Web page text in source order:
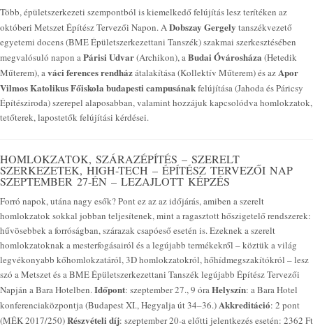
Több, épületszerkezeti szempontból is kiemelkedő felújítás lesz terítéken az
októberi Metszet Építész Tervezői Napon. ADobszay Gergely tanszékvezető
egyetemi docens (BME Épületszerkezettani Tanszék) szakmai szerkesztésében
megvalósuló napon aPárisi Udvar(Archikon), aBudai Óvárosháza (Hetedik
Műterem), aváci ferences rendházátalakítása (Kollektív Műterem) és azApor
Vilmos Katolikus Főiskola budapesti campusánakfelújítása (Jahoda és Páricsy
Építésziroda) szerepel alaposabban, valamint hozzájuk kapcsolódva homlokzatok,
tetőterek, lapostetők felújítási kérdései.
HOMLOKZATOK, SZÁRAZÉPÍTÉS – SZERELT
SZERKEZETEK, HIGH-TECH – ÉPÍTÉSZ TERVEZŐI NAP
SZEPTEMBER 27-ÉN – LEZAJLOTT KÉPZÉS
Forró napok, utána nagy esők? Pont ez az az időjárás, amiben a szerelt
homlokzatok sokkal jobban teljesítenek, mint a ragasztott hőszigetelő rendszerek:
hűvösebbek a forróságban, szárazak csapóeső esetén is. Ezeknek a szerelt
homlokzatoknak a mesterfogásairól és a legújabb termékekről – köztük a világ
legvékonyabb kőhomlokzatáról, 3D homlokzatokról, hőhídmegszakítókról – lesz
szó a Metszet és a BME Épületszerkezettani Tanszék legújabb Építész Tervezői
Napján a Bara Hotelben.Időpont: szeptember 27., 9 óraHelyszín: a Bara Hotel
konferenciaközpontja (Budapest XI., Hegyalja út 34–36.)Akkreditáció: 2 pont
(MÉK 2017/250)Részvételi díj: szeptember 20-a előtti jelentkezés esetén: 2362 Ft